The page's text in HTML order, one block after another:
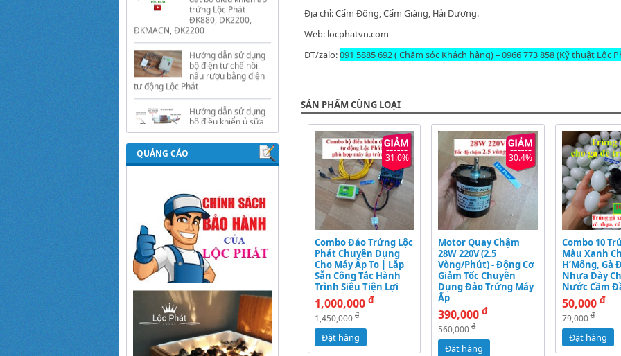
Địa chỉ: Cẩm Đông, Cẩm Giàng, Hải Dương.
Web: locphatvn.com
ĐT/zalo:091 5885 692 ( Chăm sóc Khách hàng) – 0966 773 858 (Kỹ thuật Lộc
SẢN PHẨM CÙNG LOẠI
31.0%
Combo Đảo Trứng Lộc
Phát Chuyên Dụng
Cho Máy Ấp To | Lắp
Sẵn Công Tắc Hành
Trình Siêu Tiện Lợi
1,000,000 đ
1,450,000đ
Đặt hàng
30.4%
Motor Quay Chậm
28W 220V (2.5
Vòng/Phút) - Động Cơ
Giảm Tốc Chuyên
Dụng Đảo Trứng Máy
Ấp
390,000đ
560,000đ
Đặt hàng
Combo 10
Màu Xanh
H’Mông, Gà
Nhựa Dày
Nước Cầm
50,000 đ
79,000đ
Đặt hàng
Hướng dẫn sử dụng
bộ điện tự chế nồi
nấu rượu bằng điện
Hướng dẫn sử dụng
bộ điều khiển ủ sữa
chua công nghiệp
Hướng dẫn sử dụng
bộ điều khiển độ ẩm
gold, nhiệt độ và ánh
Phát
QUẢNG CÁO